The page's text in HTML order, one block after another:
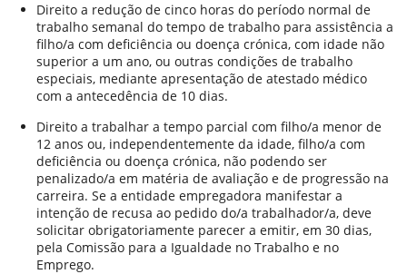
Direito a redução de cinco horas do período normal de
trabalho semanal do tempo de trabalho para assistência a
filho/a com deficiência ou doença crónica, com idade não
superior a um ano, ou outras condições de trabalho
especiais, mediante apresentação de atestado médico
com a antecedência de 10 dias.
Direito a trabalhar a tempo parcial com filho/a menor de
12 anos ou, independentemente da idade, filho/a com
deficiência ou doença crónica, não podendo ser
penalizado/a em matéria de avaliação e de progressão na
carreira. Se a entidade empregadora manifestar a
intenção de recusa ao pedido do/a trabalhador/a, deve
solicitar obrigatoriamente parecer a emitir, em 30 dias,
pela Comissão para a Igualdade no Trabalho e no
Emprego.